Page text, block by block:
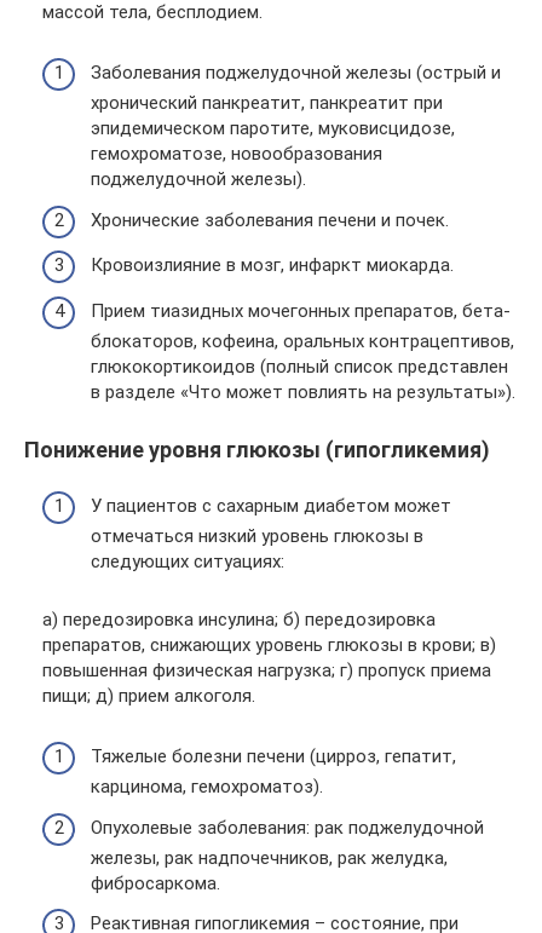
массой тела, бесплодием.
Заболевания поджелудочной железы (острый и
хронический панкреатит, панкреатит при
эпидемическом паротите, муковисцидозе,
гемохроматозе, новообразования
поджелудочной железы).
Хронические заболевания печени и почек.
Кровоизлияние в мозг, инфаркт миокарда.
Прием тиазидных мочегонных препаратов, бета-
блокаторов, кофеина, оральных контрацептивов,
глюкокортикоидов (полный список представлен
в разделе «Что может повлиять на результаты»).
Понижение уровня глюкозы (гипогликемия)
У пациентов с сахарным диабетом может
отмечаться низкий уровень глюкозы в
следующих ситуациях:
а) передозировка инсулина; б) передозировка
препаратов, снижающих уровень глюкозы в крови; в)
повышенная физическая нагрузка; г) пропуск приема
пищи; д) прием алкоголя.
Тяжелые болезни печени (цирроз, гепатит,
карцинома, гемохроматоз).
Опухолевые заболевания: рак поджелудочной
железы, рак надпочечников, рак желудка,
фибросаркома.
Реактивная гипогликемия – состояние, при